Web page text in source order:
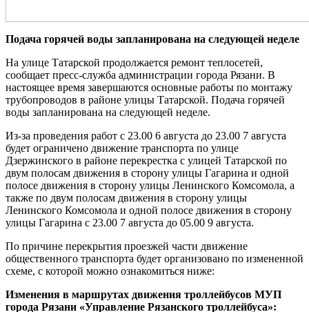
Подача горячей воды запланирована на следующей неделе
На улице Татарской продолжается ремонт теплосетей,
сообщает пресс-служба администрации города Рязани. В
настоящее время завершаются основные работы по монтажу
трубопроводов в районе улицы Татарской. Подача горячей
воды запланирована на следующей неделе.
Из-за проведения работ с 23.00 6 августа до 23.00 7 августа
будет ограничено движение транспорта по улице
Дзержинского в районе перекрестка с улицей Татарской по
двум полосам движения в сторону улицы Гагарина и одной
полосе движения в сторону улицы Ленинского Комсомола, а
также по двум полосам движения в сторону улицы
Ленинского Комсомола и одной полосе движения в сторону
улицы Гагарина с 23.00 7 августа до 05.00 9 августа.
По причине перекрытия проезжей части движение
общественного транспорта будет организовано по измененной
схеме, с которой можно ознакомиться ниже:
Изменения в маршрутах движения троллейбусов МУП
города Рязани «Управление Рязанского троллейбуса»: